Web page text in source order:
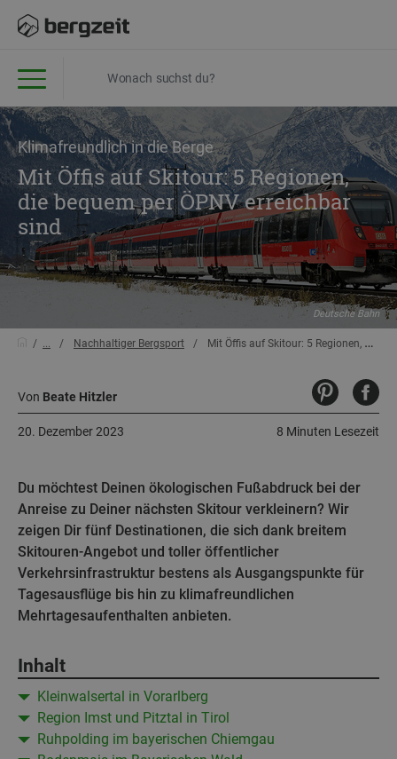
Klimafreundlich in die Berge
Mit Öffis auf Skitour: 5 Regionen,
die bequem per ÖPNV erreichbar
sind
Deutsche Bahn
... Nachhaltiger Bergsport Mit Öffis auf Skitour: 5 Regionen, die bequem per ÖPNV erreichbar sind
Von Beate Hitzler
8 Minuten Lesezeit
20. Dezember 2023
Du möchtest Deinen ökologischen Fußabdruck bei der
Anreise zu Deiner nächsten Skitour verkleinern? Wir
zeigen Dir fünf Destinationen, die sich dank breitem
Skitouren-Angebot und toller öffentlicher
Verkehrsinfrastruktur bestens als Ausgangspunkte für
Tagesausflüge bis hin zu klimafreundlichen
Mehrtagesaufenthalten anbieten.
Inhalt
Kleinwalsertal in Vorarlberg
Region Imst und Pitztal in Tirol
Ruhpolding im bayerischen Chiemgau